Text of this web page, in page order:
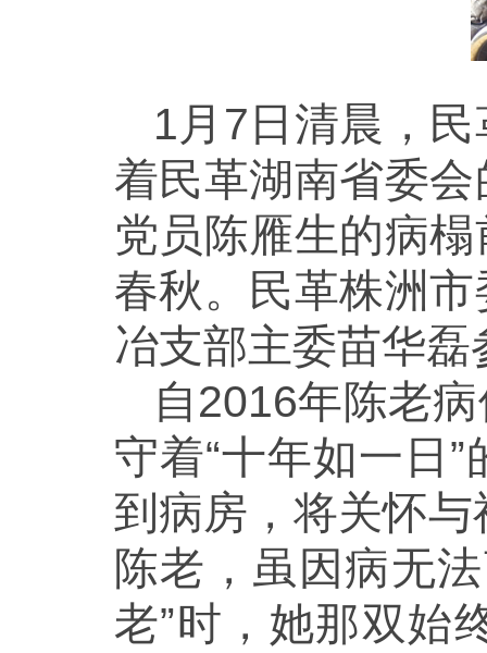
1月7日清晨，
着民革湖南省委
党员陈雁生的病
春秋。民革株洲
冶支部主委苗华磊
自2016年陈老
守着“十年如一日
到病房，将关怀
陈老，虽因病无
老”时，她那双始